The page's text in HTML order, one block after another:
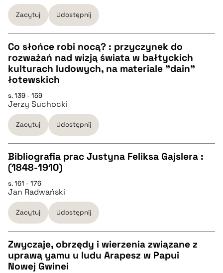
pobierz cytat
BIBTEX
pobierz cytat
Zacytuj Udostępnij
CZYSTY TEKST
pobierz cytat
BIBTEX
pobierz cytat
Co słońce robi nocą? : przyczynek do
rozważań nad wizją świata w bałtyckich
kulturach ludowych, na materiale "dain"
łotewskich
s. 139 - 159
Jerzy Suchocki
Zacytuj Udostępnij
CZYSTY TEKST
pobierz cytat
BIBTEX
pobierz cytat
Bibliografia prac Justyna Feliksa Gajslera :
(1848-1910)
s. 161 - 176
Jan Radwański
Zacytuj Udostępnij
CZYSTY TEKST
Zwyczaje, obrzędy i wierzenia związane z
uprawą yamu u ludu Arapesz w Papui
Nowej Gwinei